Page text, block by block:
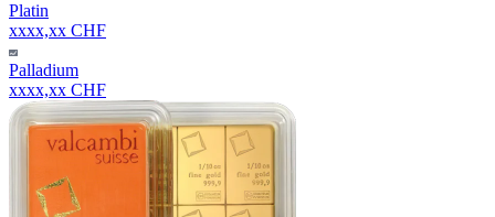
Platin
xxxx,xx CHF
Palladium
xxxx,xx CHF